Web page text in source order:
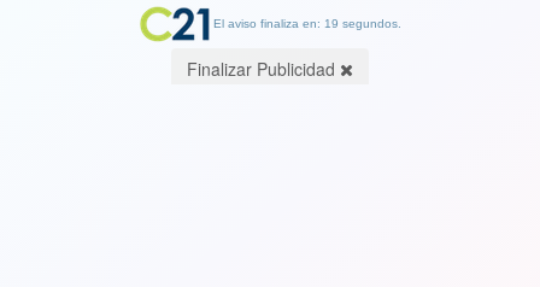
El aviso finaliza en: 19 segundos.
Finalizar Publicidad